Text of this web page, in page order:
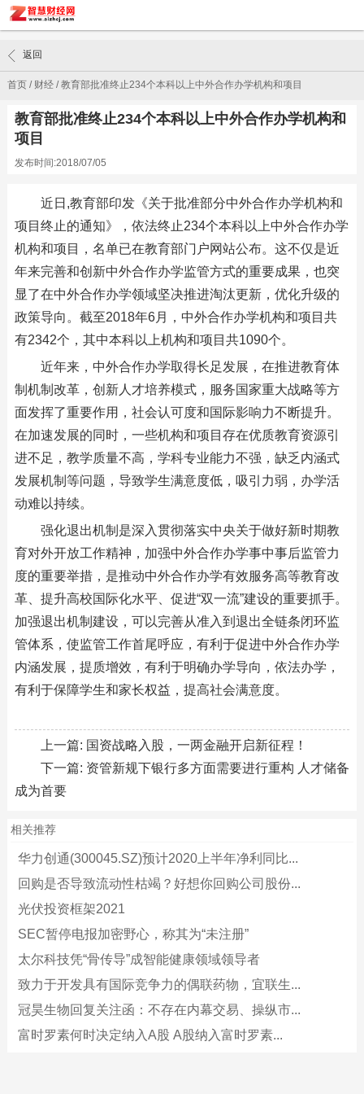
首页/ 财经/教育部批准终止234个本科以上中外合作办学机构和项目
返回
教育部批准终止234个本科以上中外合作办学机构和
项目
发布时间:2018/07/05
近日,教育部印发《关于批准部分中外合作办学机构和
项目终止的通知》，依法终止234个本科以上中外合作办学
机构和项目，名单已在教育部门户网站公布。这不仅是近
年来完善和创新中外合作办学监管方式的重要成果，也突
显了在中外合作办学领域坚决推进淘汰更新，优化升级的
政策导向。截至2018年6月，中外合作办学机构和项目共
有2342个，其中本科以上机构和项目共1090个。
近年来，中外合作办学取得长足发展，在推进教育体
制机制改革，创新人才培养模式，服务国家重大战略等方
面发挥了重要作用，社会认可度和国际影响力不断提升。
在加速发展的同时，一些机构和项目存在优质教育资源引
进不足，教学质量不高，学科专业能力不强，缺乏内涵式
发展机制等问题，导致学生满意度低，吸引力弱，办学活
动难以持续。
强化退出机制是深入贯彻落实中央关于做好新时期教
育对外开放工作精神，加强中外合作办学事中事后监管力
度的重要举措，是推动中外合作办学有效服务高等教育改
革、提升高校国际化水平、促进“双一流”建设的重要抓手。
加强退出机制建设，可以完善从准入到退出全链条闭环监
管体系，使监管工作首尾呼应，有利于促进中外合作办学
内涵发展，提质增效，有利于明确办学导向，依法办学，
有利于保障学生和家长权益，提高社会满意度。
上一篇: 国资战略入股，一两金融开启新征程！
下一篇: 资管新规下银行多方面需要进行重构 人才储备
成为首要
相关推荐
华力创通(300045.SZ)预计2020上半年净利同比...
回购是否导致流动性枯竭？好想你回购公司股份...
光伏投资框架2021
SEC暂停电报加密野心，称其为“未注册”
太尔科技凭“骨传导”成智能健康领域领导者
致力于开发具有国际竞争力的偶联药物，宜联生...
冠昊生物回复关注函：不存在内幕交易、操纵市...
富时罗素何时决定纳入A股 A股纳入富时罗素...